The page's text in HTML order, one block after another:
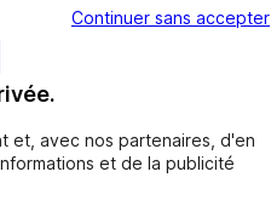
Continuer sans accepter
et, avec nos partenaires, d'en
et de la publicité